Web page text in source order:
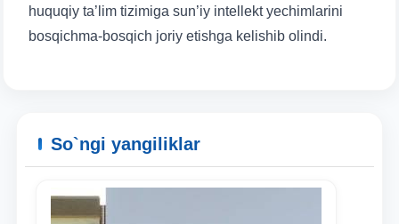
huquqiy ta’lim tizimiga sun’iy intellekt yechimlarini
bosqichma-bosqich joriy etishga kelishib olindi.
So`ngi yangiliklar